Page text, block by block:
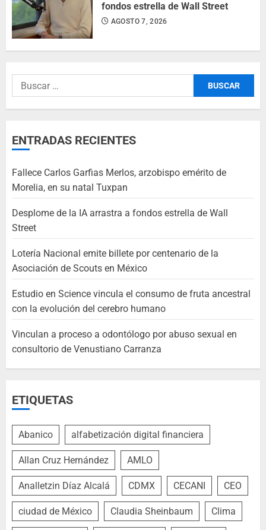
fondos estrella de Wall Street
AGOSTO 7, 2026
ENTRADAS RECIENTES
Fallece Carlos Garfias Merlos, arzobispo emérito de
Morelia, en su natal Tuxpan
Desplome de la IA arrastra a fondos estrella de Wall
Street
Lotería Nacional emite billete por centenario de la
Asociación de Scouts en México
Estudio en Science vincula el consumo de fruta ancestral
con la evolución del cerebro humano
Vinculan a proceso a odontólogo por abuso sexual en
consultorio de Venustiano Carranza
ETIQUETAS
Abanico alfabetización digital financiera
Allan Cruz Hernández AMLO
Analletzin Díaz Alcalá CDMX CECANI CEO
ciudad de México Claudia Sheinbaum Clima